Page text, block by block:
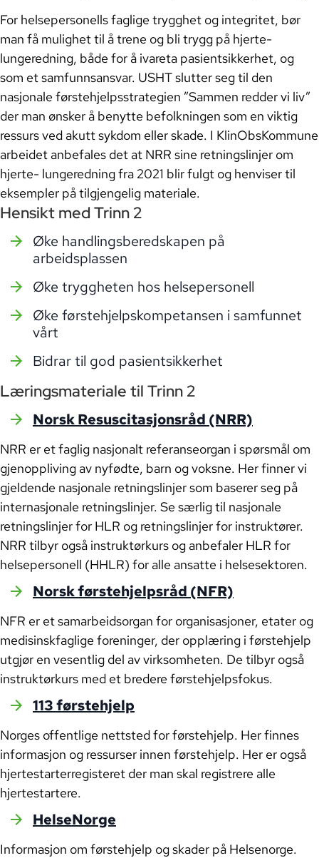
Markedsføringsmateriell
For helsepersonells faglige trygghet og integritet, bør
man få mulighet til å trene og bli trygg på hjerte-
lungeredning, både for å ivareta pasientsikkerhet, og
som et samfunnsansvar. USHT slutter seg til den
nasjonale førstehjelpsstrategien ”Sammen redder vi liv”
der man ønsker å benytte befolkningen som en viktig
ressurs ved akutt sykdom eller skade. I KlinObsKommune
arbeidet anbefales det at NRR sine retningslinjer om
hjerte- lungeredning fra 2021 blir fulgt og henviser til
eksempler på tilgjengelig materiale.
Hensikt med Trinn 2
Øke handlingsberedskapen på
arbeidsplassen
Øke tryggheten hos helsepersonell
Øke førstehjelpskompetansen i samfunnet
vårt
Bidrar til god pasientsikkerhet
Læringsmateriale til Trinn 2
Norsk Resuscitasjonsråd (NRR)
NRR er et faglig nasjonalt referanseorgan i spørsmål om
gjenoppliving av nyfødte, barn og voksne. Her finner vi
gjeldende nasjonale retningslinjer som baserer seg på
internasjonale retningslinjer. Se særlig til nasjonale
retningslinjer for HLR og retningslinjer for instruktører.
NRR tilbyr også instruktørkurs og anbefaler HLR for
helsepersonell (HHLR) for alle ansatte i helsesektoren.
Norsk førstehjelpsråd (NFR)
NFR er et samarbeidsorgan for organisasjoner, etater og
medisinskfaglige foreninger, der opplæring i førstehjelp
utgjør en vesentlig del av virksomheten. De tilbyr også
instruktørkurs med et bredere førstehjelpsfokus.
113 førstehjelp
Norges offentlige nettsted for førstehjelp. Her finnes
informasjon og ressurser innen førstehjelp. Her er også
hjertestarterregisteret der man skal registrere alle
hjertestartere.
HelseNorge
Informasjon om førstehjelp og skader på Helsenorge.